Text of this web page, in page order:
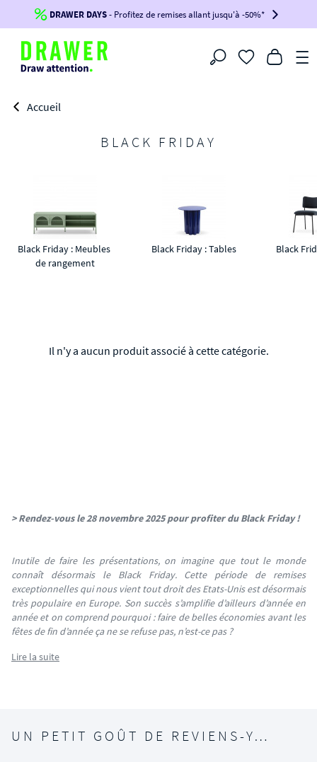
Jusqu'à-100€*sur votre commande !
BIKINI100
-voir conditions en bas de page-
DRAWER DAYS- Profitez de remises allant jusqu'à -50%*
Filtrer
Accueil
BLACK FRIDAY
Black Friday : Meubles
de rangement
Black Friday : Tables Black
Il n'y a aucun produit associé à cette catégorie.
> Rendez-vous le 28 novembre 2025 pour profiter du Black Friday !
Inutile de faire les présentations, on imagine que tout le monde
connaît désormais le Black Friday. Cette période de remises
exceptionnelles qui nous vient tout droit des Etats-Unis est désormais
très populaire en Europe. Son succès s’amplifie d’ailleurs d’année en
année et on comprend pourquoi : faire de belles économies avant les
fêtes de fin d’année ça ne se refuse pas, n’est-ce pas ?
Lire la suite
UN PETIT GOÛT DE REVIENS-Y…